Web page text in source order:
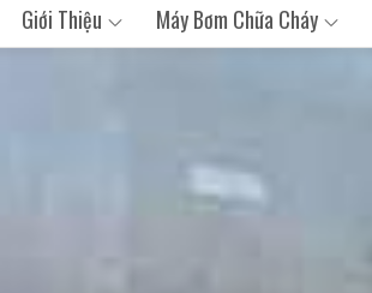
Giới Thiệu Máy Bơm Chữa Cháy